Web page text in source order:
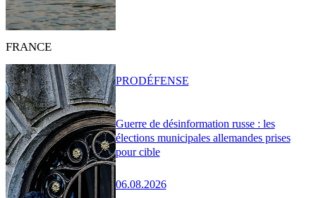
FRANCE
Guerre de désinformation russe : les
élections municipales allemandes prises
pour cible
06.08.2026
PRODÉFENSE